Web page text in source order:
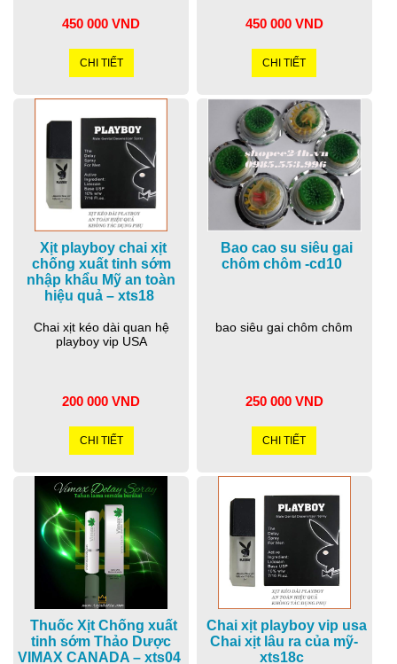
450 000 VND
CHI TIẾT
450 000 VND
CHI TIẾT
Xịt playboy chai xịt
chống xuất tinh sớm
nhập khẩu Mỹ an toàn
hiệu quả – xts18
Chai xịt kéo dài quan hệ
playboy vip USA
200 000 VND
CHI TIẾT
Bao cao su siêu gai
chôm chôm -cd10
bao siêu gai chôm chôm
250 000 VND
CHI TIẾT
Thuốc Xịt Chống xuất
tinh sớm Thảo Dược
VIMAX CANADA – xts04
Chai xịt playboy vip usa
Chai xịt lâu ra của mỹ-
xts18c